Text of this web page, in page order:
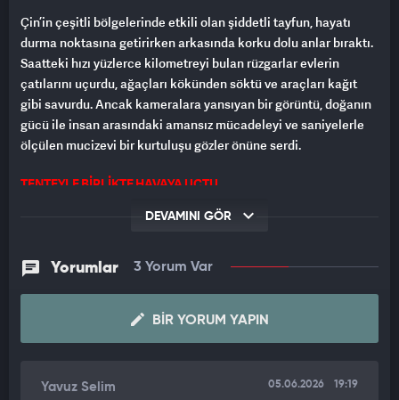
Çin’in çeşitli bölgelerinde etkili olan şiddetli tayfun, hayatı
durma noktasına getirirken arkasında korku dolu anlar bıraktı.
Saatteki hızı yüzlerce kilometreyi bulan rüzgarlar evlerin
çatılarını uçurdu, ağaçları kökünden söktü ve araçları kağıt
gibi savurdu. Ancak kameralara yansıyan bir görüntü, doğanın
gücü ile insan arasındaki amansız mücadeleyi ve saniyelerle
ölçülen mucizevi bir kurtuluşu gözler önüne serdi.
TENTEYLE BİRLİKTE HAVAYA UÇTU
Olay anında, bir dükkanın önündeki tenteyi rüzgardan korumak
hatasını yaptı. Şiddetli rüzgarın tenteyi havalandırmasıyla
birlikte, tutunmaya çalışan adam da tenteyle beraber
kaos anında talihsiz adam sert bir şekilde yere düştü.
DEVAMINI GÖR
Yorumlar 3 Yorum Var
BIR YORUM YAPIN
Yavuz Selim 05.06.2026 19:19